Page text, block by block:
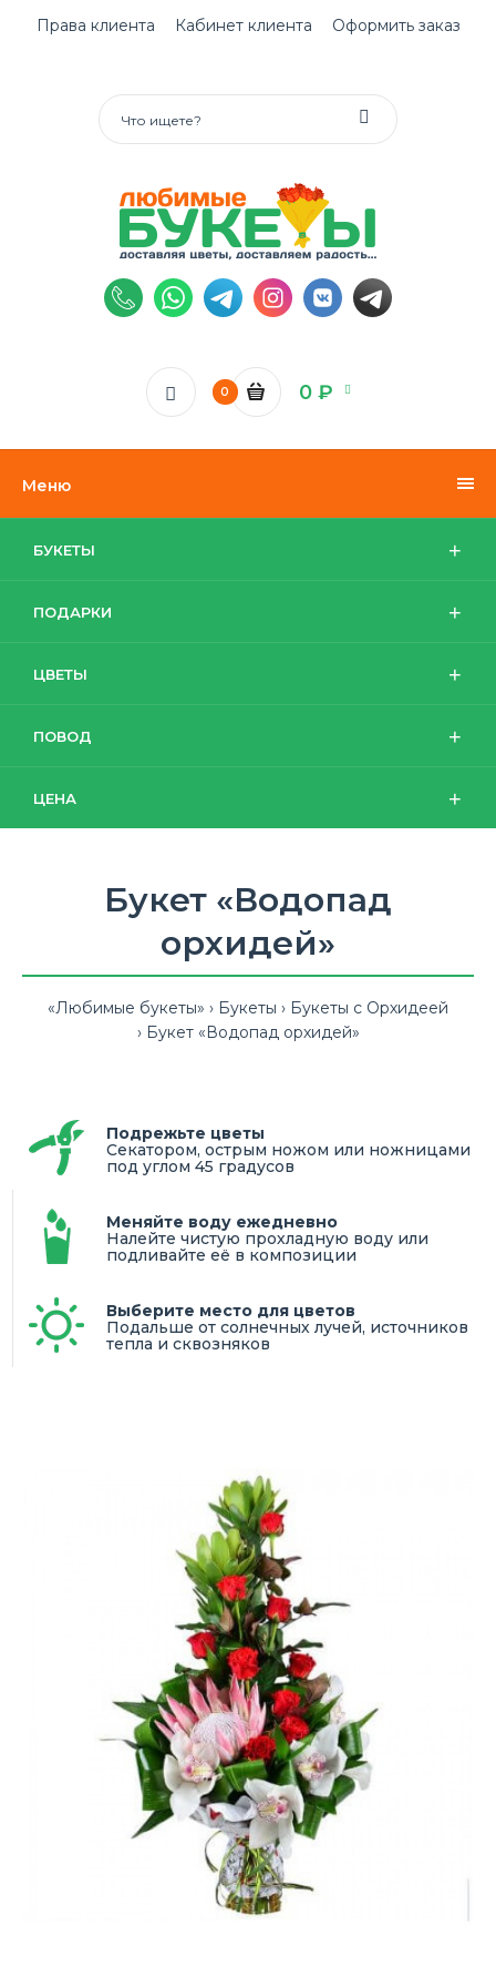
Права клиента Кабинет клиента Оформить заказ
0 0 ₽
Меню
БУКЕТЫ
ПОДАРКИ
ЦВЕТЫ
ПОВОД
ЦЕНА
Букет «Водопад
орхидей»
«Любимые букеты» Букеты
Букеты с Орхидеей
Букет «Водопад орхидей»
Подрежьте цветы
Секатором, острым ножом или ножницами
под углом 45 градусов
Меняйте воду ежедневно
Налейте чистую прохладную воду или
подливайте её в композиции
Выберите место для цветов
Подальше от солнечных лучей, источников
тепла и сквозняков